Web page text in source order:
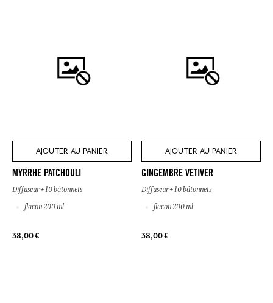
AJOUTER AU PANIER
MYRRHE PATCHOULI
Diffuseur + 10 bâtonnets
flacon 200 ml
38,00 €
AJOUTER AU PANIER
GINGEMBRE VÉTIVER
Diffuseur + 10 bâtonnets
flacon 200 ml
38,00 €